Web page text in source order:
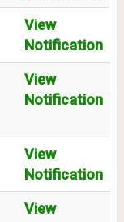
View
Notification
View
Notification
View
Notification
View